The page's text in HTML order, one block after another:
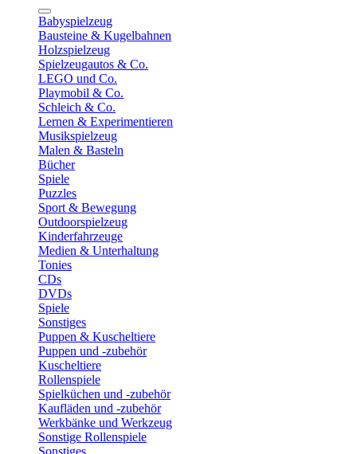
Babyspielzeug
Bausteine & Kugelbahnen
Holzspielzeug
Spielzeugautos & Co.
LEGO und Co.
Playmobil & Co.
Schleich & Co.
Lernen & Experimentieren
Musikspielzeug
Malen & Basteln
Bücher
Spiele
Puzzles
Sport & Bewegung
Outdoorspielzeug
Kinderfahrzeuge
Medien & Unterhaltung
Tonies
CDs
DVDs
Spiele
Sonstiges
Puppen & Kuscheltiere
Puppen und -zubehör
Kuscheltiere
Rollenspiele
Spielküchen und -zubehör
Kaufläden und -zubehör
Werkbänke und Werkzeug
Sonstige Rollenspiele
Sonstiges